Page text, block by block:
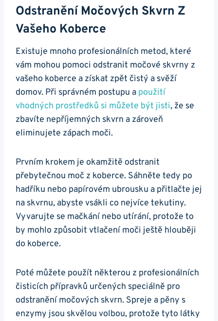
Odstranění Močových Skvrn Z
Vašeho Koberce
Existuje mnoho profesionálních metod, které
vám mohou pomoci odstranit močové skvrny z
vašeho koberce a získat zpět čistý a svěží
domov. Při správném postupu a použití
vhodných prostředků si můžete být jisti, že se
zbavíte nepříjemných skvrn a zároveň
eliminujete zápach moči.
Prvním krokem je okamžitě odstranit
přebytečnou moč z koberce. Sáhněte tedy po
hadříku nebo papírovém ubrousku a přitlačte jej
na skvrnu, abyste vsákli co nejvíce tekutiny.
Vyvarujte se mačkání nebo utírání, protože to
by mohlo způsobit vtlačení moči ještě hlouběji
do koberce.
Poté můžete použít některou z profesionálních
čisticích přípravků určených speciálně pro
odstranění močových skvrn. Spreje a pěny s
enzymy jsou skvělou volbou, protože tyto látky